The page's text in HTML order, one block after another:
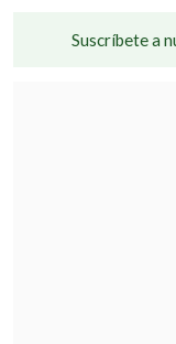
Suscríbete a